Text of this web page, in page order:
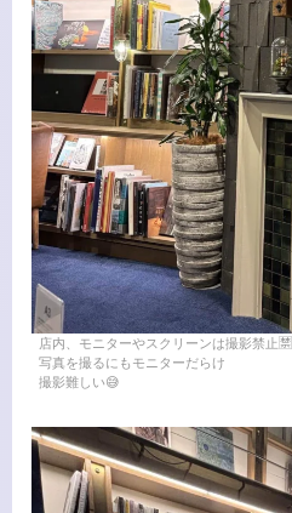
店内、モニターやスクリーンは撮影禁止🈲
写真を撮るにもモニターだらけ
撮影難しい😅